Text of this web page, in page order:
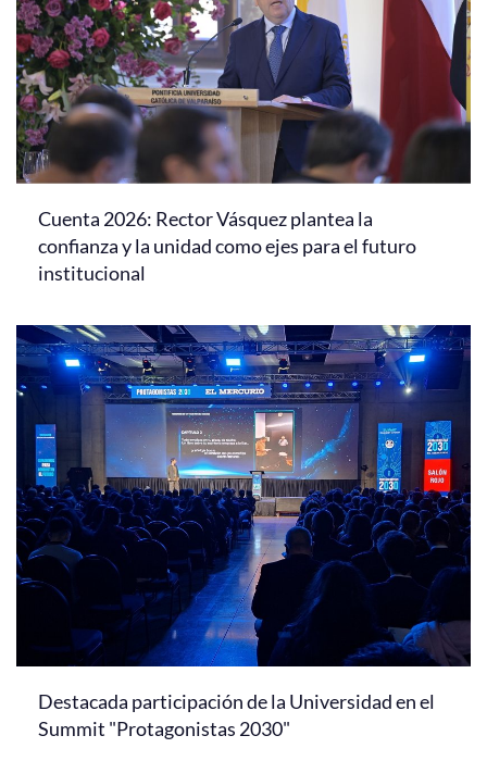
Cuenta 2026: Rector Vásquez plantea la
confianza y la unidad como ejes para el futuro
institucional
Destacada participación de la Universidad en el
Summit "Protagonistas 2030"